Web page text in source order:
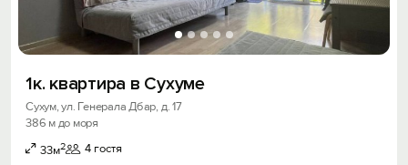
1к. квартира в Сухуме
Сухум, ул. Генерала Дбар, д. 17
386 м до моря
33м2 4 гостя